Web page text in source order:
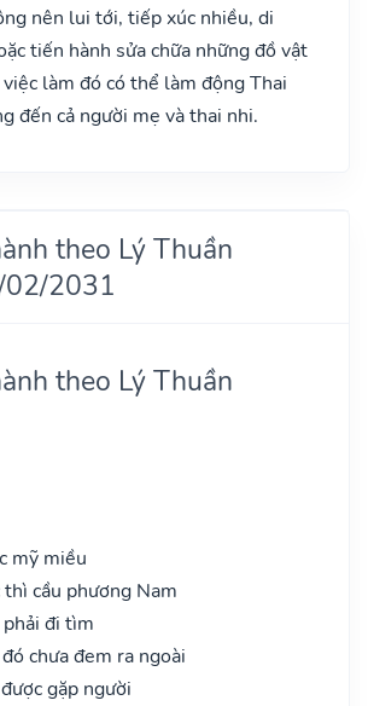
nên lui tới, tiếp xúc nhiều, di
tiến hành sửa chữa những đồ vật
làm đó có thể làm động Thai
đến cả người mẹ và thai nhi.
theo Lý Thuần
02/2031
theo Lý Thuần
mỹ miều
cầu phương Nam
phải đi tìm
chưa đem ra ngoài
gặp người